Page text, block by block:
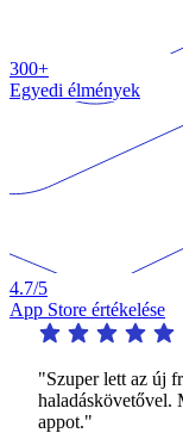
300+
Egyedi élmények
4.7/5
App Store értékelése
"Szuper lett az új
haladáskövetővel.
appot."